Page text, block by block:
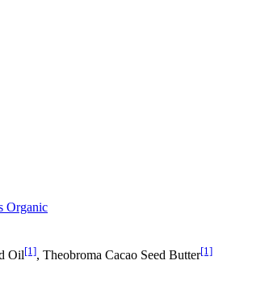
Organic
Oil[1], Theobroma Cacao Seed Butter[1]